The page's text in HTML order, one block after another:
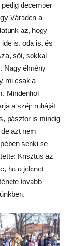
december
Váradon a
az, hogy
is, oda is, és
sőt, sokkal
Nagy élmény
mi csak a
Mindenhol
a szép ruháját
pásztor is mindig
azt nem
senki se
Krisztus az
ha a jelenet
tovább